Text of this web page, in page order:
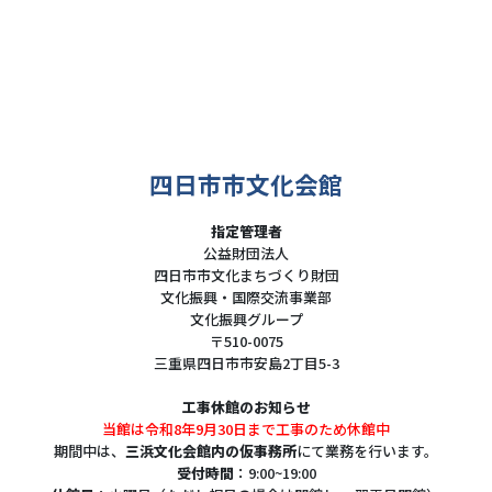
四日市市文化会館
指定管理者
公益財団法人
四日市市文化まちづくり財団
文化振興・国際交流事業部
文化振興グループ
〒510-0075
三重県四日市市安島2丁目5-3
工事休館のお知らせ
当館は令和8年9月30日まで工事のため休館中
期間中は、 三浜文化会館内の仮事務所にて業務を行います。
受付時間 ：9:00~19:00